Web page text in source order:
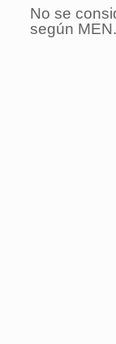
No se
según MEN.